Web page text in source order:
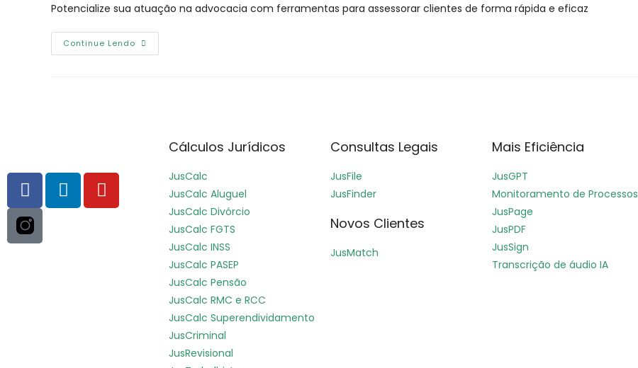
Potencialize sua atuação na advocacia com ferramentas para assessorar clientes de forma rápida e eficaz
Continue Lendo
Cálculos Jurídicos
JusCalc
JusCalc Aluguel
JusCalc Divórcio
JusCalc FGTS
JusCalc INSS
JusCalc PASEP
JusCalc Pensão
JusCalc RMC e RCC
JusCalc Superendividamento
JusCriminal
JusRevisional
Consultas Legais
JusFile
JusFinder
Novos Clientes
JusMatch
Mais Eficiência
JusGPT
Monitoramento de Processos
JusPage
JusPDF
JusSign
Transcrição de áudio IA